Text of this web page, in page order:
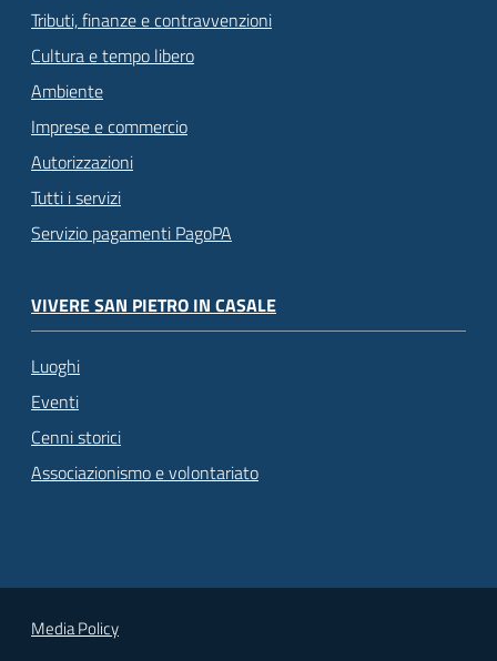
Tributi, finanze e contravvenzioni
Cultura e tempo libero
Ambiente
Imprese e commercio
Autorizzazioni
Tutti i servizi
Servizio pagamenti PagoPA
VIVERE SAN PIETRO IN CASALE
Luoghi
Eventi
Cenni storici
Associazionismo e volontariato
Media Policy